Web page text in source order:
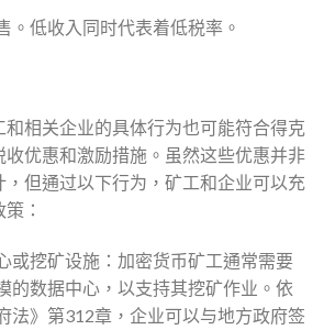
。低收入同时代表着低税率。
和相关企业的具体行为也可能符合得克
收优惠和激励措施。虽然这些优惠并非
，但通过以下行为，矿工和企业可以充
：
或挖矿设施：加密货币矿工通常需要
的数据中心，以支持其挖矿作业。依
法》第312章，企业可以与地方政府签